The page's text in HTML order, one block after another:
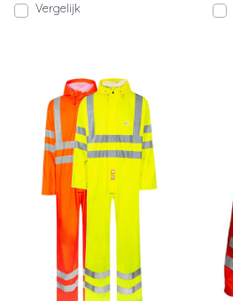
Vergelijk